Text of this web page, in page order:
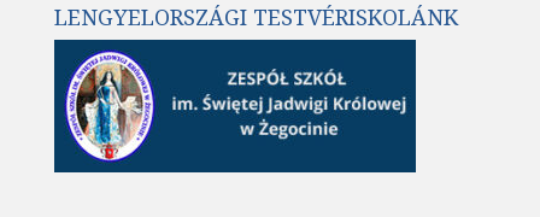
LENGYELORSZÁGI TESTVÉRISKOLÁNK